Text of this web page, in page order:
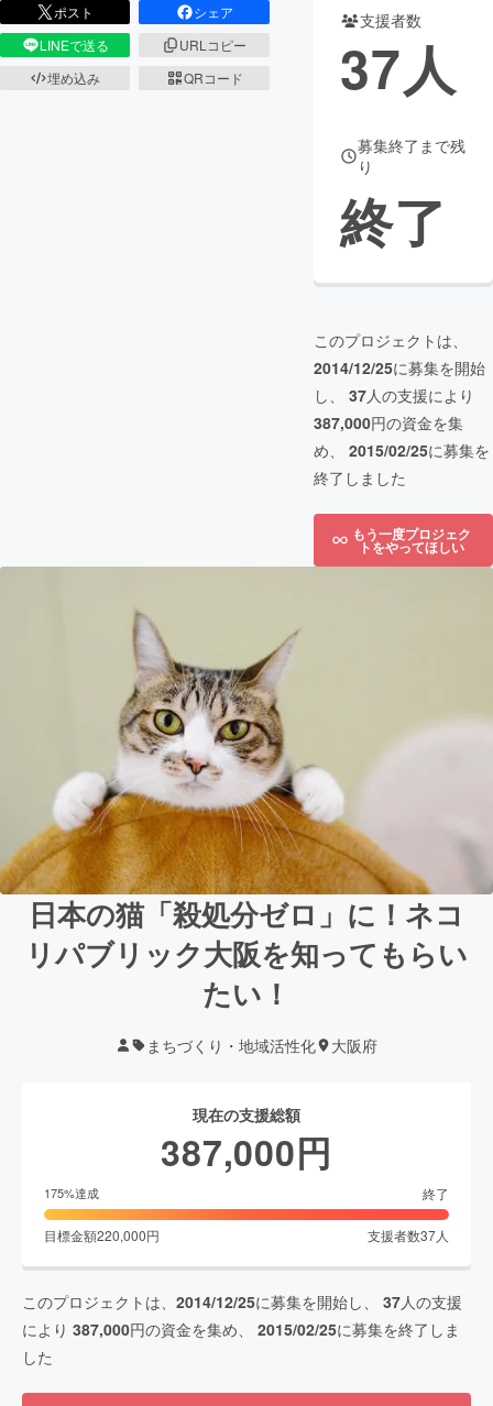
ポスト
シェア
LINEで送る
URLコピー
埋め込み
QRコード
支援者数
37人
募集終了まで残
り
終了
このプロジェクトは、
2014/12/25に募集を開始
し、 37人の支援により
387,000円の資金を集
め、 2015/02/25に募集を
終了しました
もう一度プロジェク
トをやってほしい
日本の猫「殺処分ゼロ」に！ネコ
リパブリック大阪を知ってもらい
たい！
まちづくり・地域活性化 大阪府
現在の支援総額
387,000円
175%達成 終了
目標金額220,000円 支援者数37人
このプロジェクトは、 2014/12/25に募集を開始し、 37人の支援
により 387,000円の資金を集め、 2015/02/25に募集を終了しま
した